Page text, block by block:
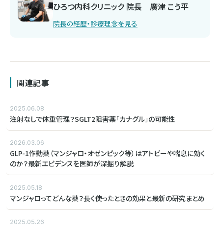
ひろつ内科クリニック 院長 廣津 こう平
院長の経歴・診療理念を見る
関連記事
2025.06.08
注射なしで体重管理？SGLT2阻害薬「カナグル」の可能性
2026.03.06
GLP-1作動薬（マンジャロ・オゼンピック等）はアトピーや喘息に効く
のか？最新エビデンスを医師が深掘り解説
2025.05.18
マンジャロってどんな薬？長く使ったときの効果と最新の研究まとめ
2025.05.26